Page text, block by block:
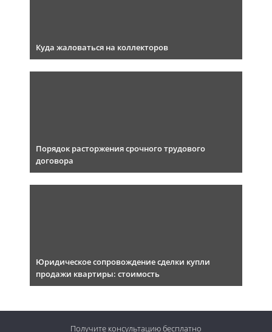
Куда жаловаться на коллекторов
Порядок расторжения срочного трудового
договора
Юридическое сопровождение сделки купли
продажи квартиры: стоимость
Получите консультациюбесплатно